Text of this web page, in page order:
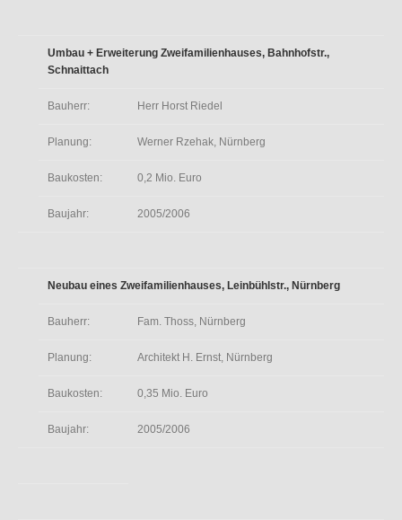
Umbau + Erweiterung Zweifamilienhauses, Bahnhofstr.,
Schnaittach
Bauherr: Herr Horst Riedel
Planung: Werner Rzehak, Nürnberg
Baukosten: 0,2 Mio. Euro
Baujahr: 2005/2006
Neubau eines Zweifamilienhauses, Leinbühlstr., Nürnberg
Bauherr: Fam. Thoss, Nürnberg
Planung: Architekt H. Ernst, Nürnberg
Baukosten: 0,35 Mio. Euro
Baujahr: 2005/2006